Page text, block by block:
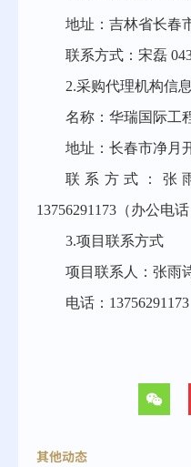
地址：吉林省长春
联系方式：宋磊
2.采购代理机构信息
名称：华瑞国际工
地址：长春市净月
联系方式：张
13756291173（办
3.项目联系方式
项目联系人：张雨
电话：
其他动态